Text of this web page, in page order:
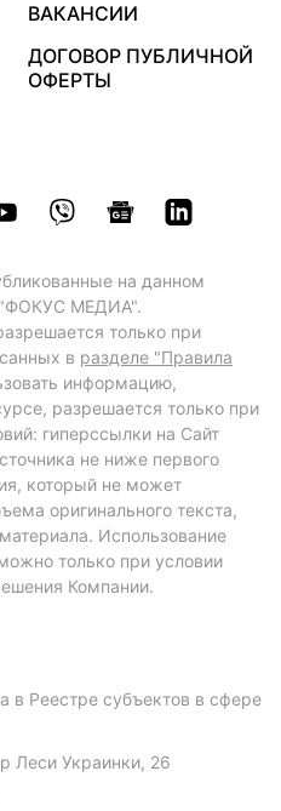
ВАКАНСИИ
ДОГОВОР ПУБЛИЧНОЙ
ОФЕРТЫ
на данном
"ФОКУС МЕДИА".
только при
в разделе "Правила
информацию,
разрешается только при
гиперссылки на Сайт
не ниже первого
который не может
оригинального текста,
Использование
только при условии
Компании.
в Реестре субъектов в сфере
Леси Украинки, 26